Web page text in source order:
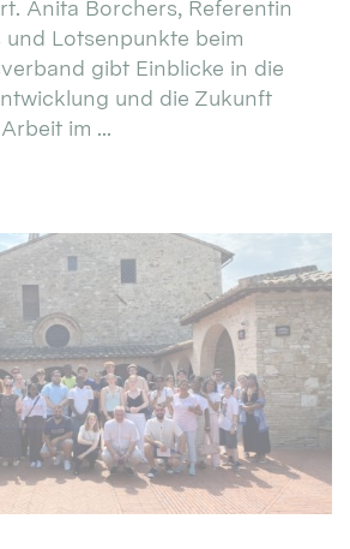
Anita Borchers, Referentin
und Lotsenpunkte beim
gibt Einblicke in die
und die Zukunft
im ...